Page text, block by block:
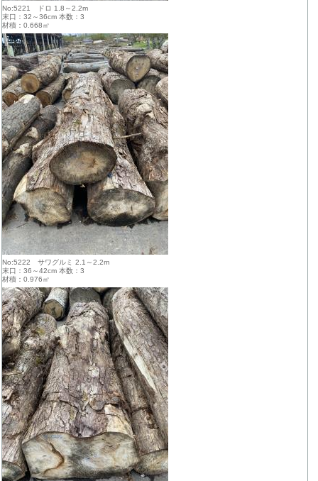
No:5221 ドロ 1.8～2.2m
末口：32～36cm 本数：3
材積：0.668㎥
No:5222 サワグルミ 2.1～2.2m
末口：36～42cm 本数：3
材積：0.976㎥